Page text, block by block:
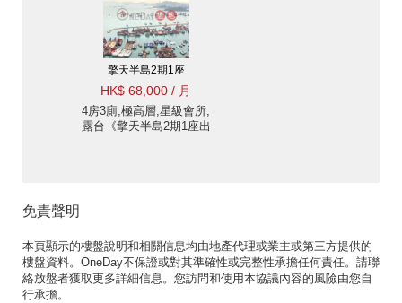
擎天半島2期1座
HK$ 68,000 / 月
4房3廁,極高層,星級會所,
露台《擎天半島2期1座出
免責聲明
本頁顯示的樓盤說明和相關信息均由地產代理或業主或第三方提供的
樓盤資料。OneDay不保證或對其準確性或完整性承擔任何責任。請聯
絡放盤者獲取更多詳細信息。您訪問和使用本協議內容的風險由您自
行承擔。